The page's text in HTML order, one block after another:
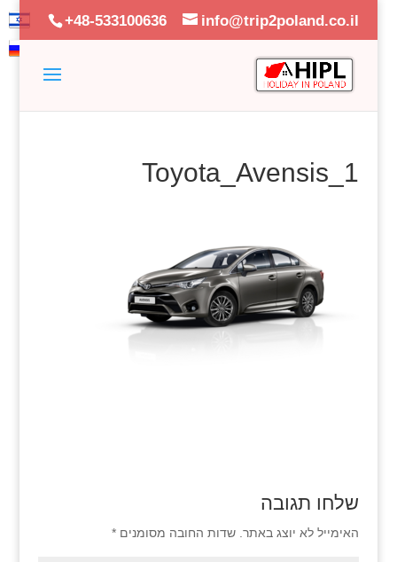
+48-533100636 info@trip2poland.co.il
Toyota_Avensis_1
שלחו תגובה
האימייל לא יוצג באתר. שדות החובה מסומנים *